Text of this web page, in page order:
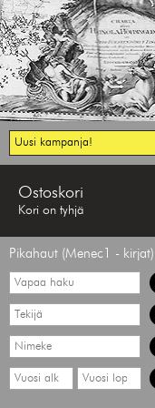
Uusi kampanja!
Ostoskori
Kori on tyhjä
Pikahaut (Menec1 - kirjat)
Vapaa
haku
Hae
tekijää
Hae
nimekettä
Hae
vähimmäisvuosi
Hae
enimmäisvuosi